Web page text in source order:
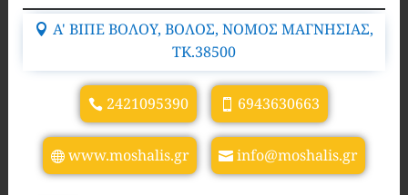
Α' ΒΙΠΕ ΒΟΛΟΥ, ΒΟΛΟΣ, ΝΟΜΟΣ ΜΑΓΝΗΣΙΑΣ,
TK.38500
2421095390 6943630663
www.moshalis.gr info@moshalis.gr